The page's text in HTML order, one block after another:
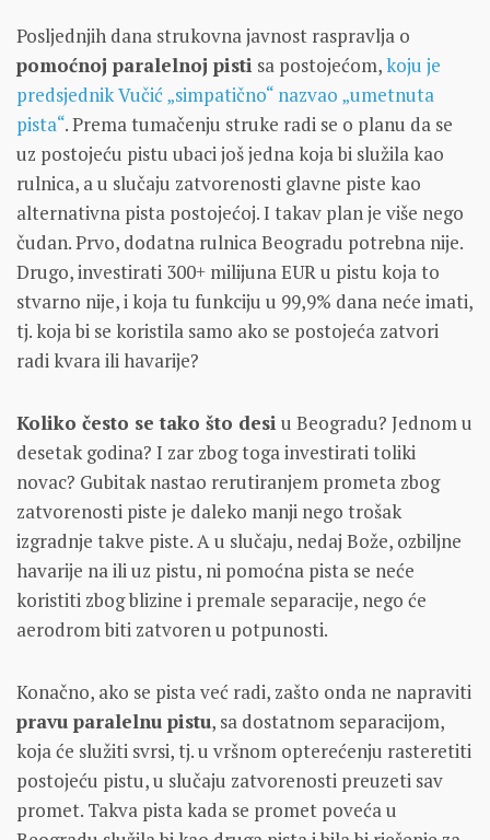
Posljednjih dana strukovna javnost raspravlja o
pomoćnoj paralelnoj pisti sa postojećom,koju je
predsjednik Vučić „simpatično“ nazvao „umetnuta
pista“. Prema tumačenju struke radi se o planu da se
uz postojeću pistu ubaci još jedna koja bi služila kao
rulnica, a u slučaju zatvorenosti glavne piste kao
alternativna pista postojećoj. I takav plan je više nego
čudan. Prvo, dodatna rulnica Beogradu potrebna nije.
Drugo, investirati 300+ milijuna EUR u pistu koja to
stvarno nije, i koja tu funkciju u 99,9% dana neće imati,
tj. koja bi se koristila samo ako se postojeća zatvori
radi kvara ili havarije?
Koliko često se tako što desi u Beogradu? Jednom u
desetak godina? I zar zbog toga investirati toliki
novac? Gubitak nastao rerutiranjem prometa zbog
zatvorenosti piste je daleko manji nego trošak
izgradnje takve piste. A u slučaju, nedaj Bože, ozbiljne
havarije na ili uz pistu, ni pomoćna pista se neće
koristiti zbog blizine i premale separacije, nego će
aerodrom biti zatvoren u potpunosti.
Konačno, ako se pista već radi, zašto onda ne napraviti
pravu paralelnu pistu, sa dostatnom separacijom,
koja će služiti svrsi, tj. u vršnom opterećenju rasteretiti
postojeću pistu, u slučaju zatvorenosti preuzeti sav
promet. Takva pista kada se promet poveća u